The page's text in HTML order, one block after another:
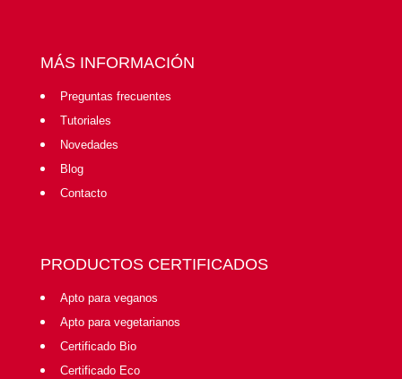
MÁS INFORMACIÓN
Preguntas frecuentes
Tutoriales
Novedades
Blog
Contacto
PRODUCTOS CERTIFICADOS
Apto para veganos
Apto para vegetarianos
Certificado Bio
Certificado Eco